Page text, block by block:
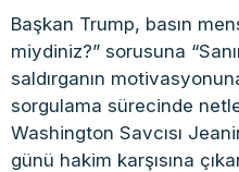
Başkan Trump, basın
miydiniz?” sorusuna
saldırganın
sorgulama sürecinde
Washington Savcısı
günü hakim karşısına